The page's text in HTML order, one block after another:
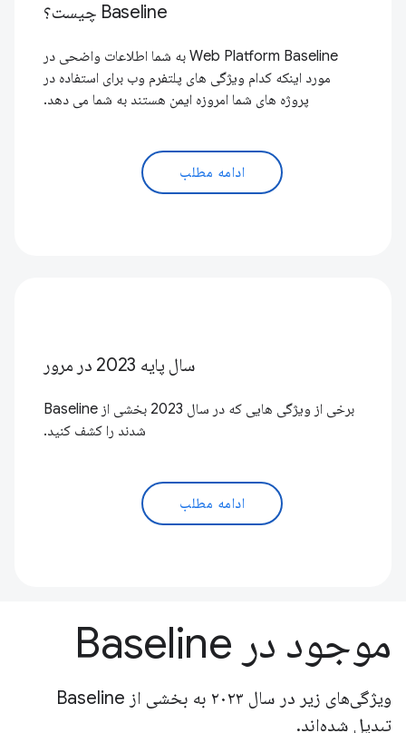
Baseline چیست؟
Web Platform Baseline به شما اطلاعات واضحی در
مورد اینکه کدام ویژگی های پلتفرم وب برای استفاده در
پروژه های شما امروزه ایمن هستند به شما می دهد.
ادامه مطلب
سال پایه 2023 در مرور
برخی از ویژگی هایی که در سال 2023 بخشی از Baseline
شدند را کشف کنید.
ادامه مطلب
موجود در Baseline
ویژگی‌های زیر در سال ۲۰۲۳ به بخشی از Baseline
تبدیل شده‌اند.